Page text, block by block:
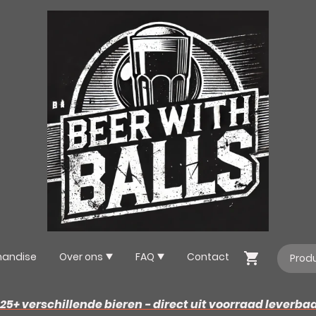
Over ons FAQ Contact
verschillende bieren - direct uit voorraad